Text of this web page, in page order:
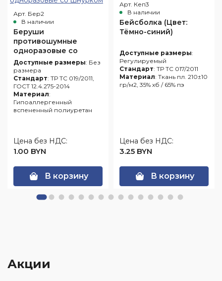
Арт. Бер2
В наличии
Беруши
противошумные
одноразовые со
шнурком
Доступные размеры: Без
размера
Стандарт: ТР ТС 019/2011,
ГОСТ 12.4.275-2014
Материал:
Гипоаллергенный
вспененный полиуретан
Цена без НДС:
1.00 BYN
В корзину
Арт. Кеп3
В наличии
Бейсболка (Цвет:
Тёмно-синий)
Доступные размеры:
Регулируемый
Стандарт: ТР ТС 017/2011
Материал: Ткань пл. 210±10
гр/м2, 35% хб / 65% пэ
Цена без НДС:
3.25 BYN
В корзину
Акции